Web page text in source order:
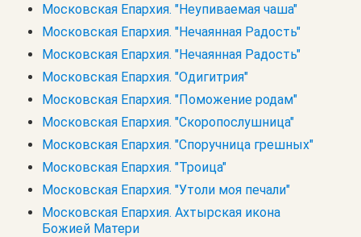
Московская Епархия. "Неупиваемая чаша"
Московская Епархия. "Нечаянная Радость"
Московская Епархия. "Нечаянная Радость"
Московская Епархия. "Одигитрия"
Московская Епархия. "Поможение родам"
Московская Епархия. "Скоропослушница"
Московская Епархия. "Споручница грешных"
Московская Епархия. "Троица"
Московская Епархия. "Утоли моя печали"
Московская Епархия. Ахтырская икона
Божией Матери